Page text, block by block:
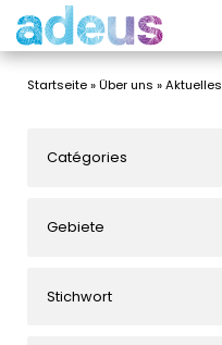
Startseite»Über uns »Aktuelles
Catégories
Gebiete
Stichwort
Cookie-Einstellungen